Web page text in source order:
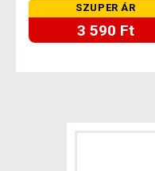
SZUPER ÁR
3 590 Ft